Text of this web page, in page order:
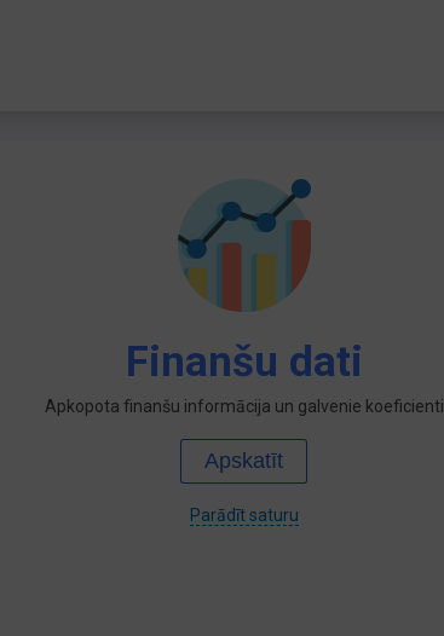
Finanšu dati
Apkopota finanšu informācija un galvenie koeficienti
Apskatīt
Parādīt saturu